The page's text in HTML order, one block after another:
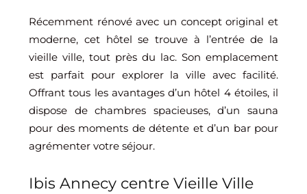
Récemment rénové avec un concept original et
moderne, cet hôtel se trouve à l’entrée de la
vieille ville, tout près du lac. Son emplacement
est parfait pour explorer la ville avec facilité.
Offrant tous les avantages d’un hôtel 4 étoiles, il
dispose de chambres spacieuses, d’un sauna
pour des moments de détente et d’un bar pour
agrémenter votre séjour.
Ibis Annecy centre Vieille Ville